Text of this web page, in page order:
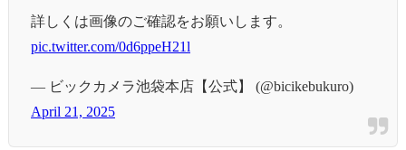
詳しくは画像のご確認をお願いします。
pic.twitter.com/0d6ppeH21l
— ビックカメラ池袋本店【公式】 (@bicikebukuro)
April 21, 2025